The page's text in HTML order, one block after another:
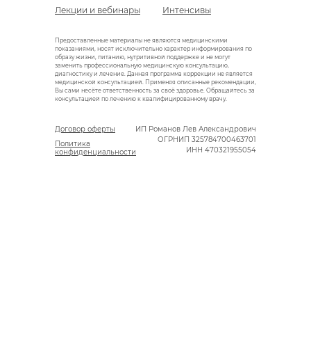
Предоставленные материалы не являются медицинскими
показаниями, носят исключительно характер информирования по
образу жизни, питанию, нутритивной поддержке и не могут
заменить профессиональную медицинскую консультацию,
диагностику и лечение. Данная программа коррекции не является
медицинской консультацией. Применяя описанные рекомендации,
Вы сами несёте ответственность за своё здоровье. Обращайтесь за
консультацией по лечению к квалифицированному врачу.
ИП Романов Лев Александрович
ОГРНИП 325784700463701
ИНН 470321955054
Лекции и вебинары
Политика
конфиденциальности
Договор оферты
Интенсивы